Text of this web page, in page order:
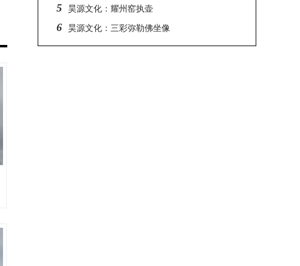
5 昊源文化：耀州窑执壶
6 昊源文化：三彩弥勒佛坐像